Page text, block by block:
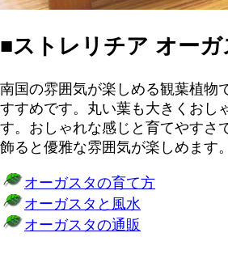
■ストレリチア オーガ
南国の雰囲気が楽しめる観葉植物
すすめです。丸い葉も大きくおし
す。おしゃれな感じと育てやすさ
飾ると優雅な雰囲気が楽しめます。
オーガスタの育て方
オーガスタと風水
オーガスタの通販